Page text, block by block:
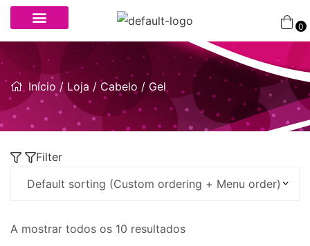
0
Início / Loja / Cabelo / Gel
Filter
A mostrar todos os 10 resultados